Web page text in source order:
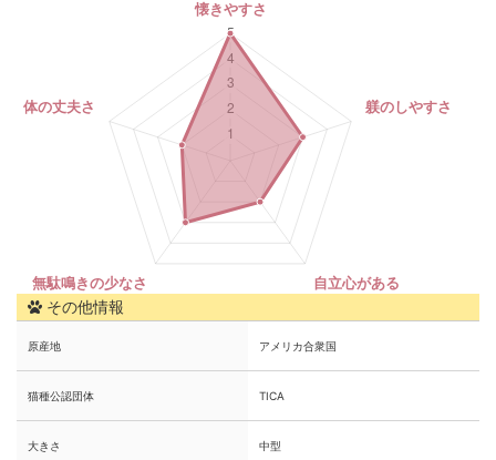
その他情報
原産地 アメリカ合衆国
猫種公認団体 TICA
大きさ 中型